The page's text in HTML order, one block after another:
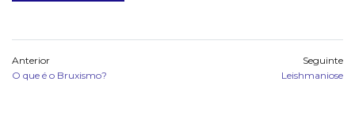
Anterior
O que é o Bruxismo?
Seguinte
Leishmaniose